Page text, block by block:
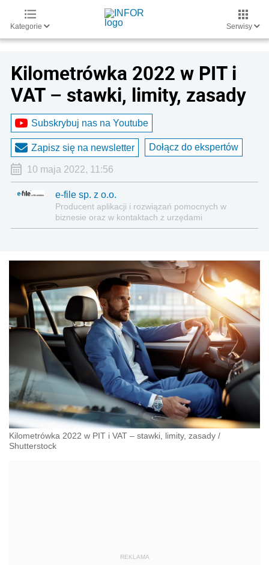
Kategorie Serwisy
Kilometrówka 2022 w PIT i
VAT – stawki, limity, zasady
Subskrybuj nas na Youtube
Zapisz się na newsletter Dołącz do ekspertów
10 maja 2022, 11:56
e-file sp. z o.o.
Producent aplikacji i rozwiązań pomocnych w
biznesie oraz w kontaktach z urzędami
Kilometrówka 2022 w PIT i VAT – stawki, limity, zasady /
Shutterstock